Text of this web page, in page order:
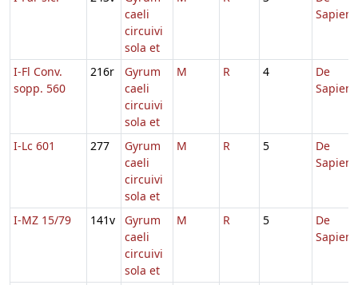
caeli
circuivi
sola et
I-Fl Conv.
sopp. 560
216r
Gyrum
caeli
circuivi
sola et
M R 4
De
I-Lc 601 277
Gyrum
caeli
circuivi
sola et
M R 5
De
I-MZ 15/79 141v
Gyrum
caeli
circuivi
sola et
M R 5
De